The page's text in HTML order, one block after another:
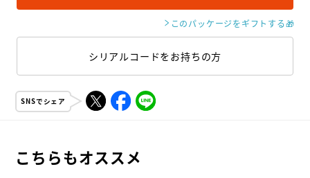
このパッケージをギフトする🎁
シリアルコードをお持ちの方
SNSでシェア
こちらもオススメ